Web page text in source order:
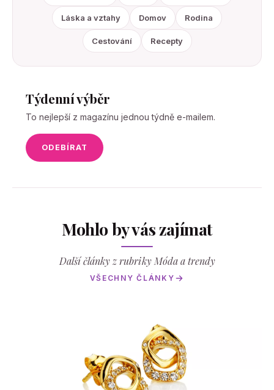
Láska a vztahy Domov Rodina
Cestování Recepty
Týdenní výběr
To nejlepší z magazínu jednou týdně e-mailem.
ODEBÍRAT
Mohlo by vás zajímat
Další články z rubriky Móda a trendy
VŠECHNY ČLÁNKY